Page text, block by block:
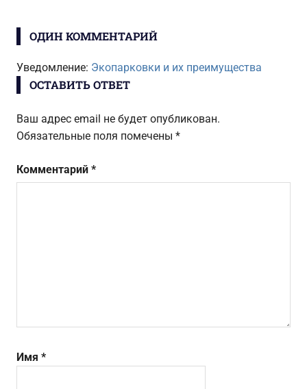
записям
ОДИН КОММЕНТАРИЙ
Уведомление: Экопарковки и их преимущества
ОСТАВИТЬ ОТВЕТ
Ваш адрес email не будет опубликован.
Обязательные поля помечены *
Комментарий *
Имя *